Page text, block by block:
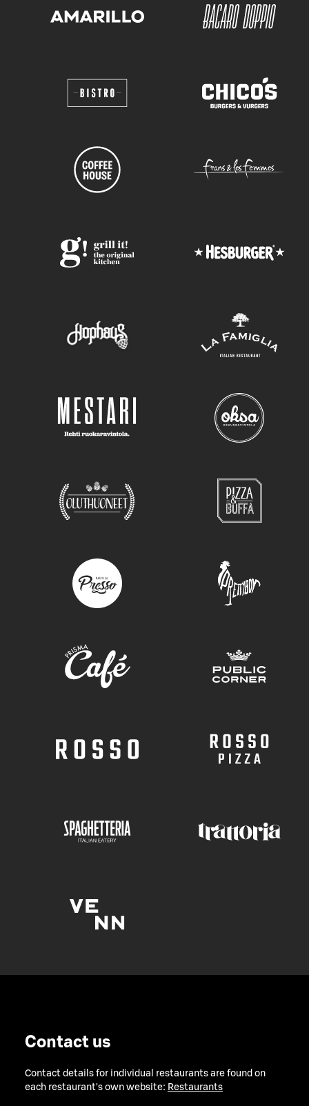
Contact us
Contact details for individual restaurants are found on
each restaurant's own website: Restaurants